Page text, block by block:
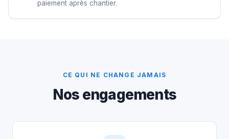
paiement après chantier.
CE QUI NE CHANGE JAMAIS
Nos engagements